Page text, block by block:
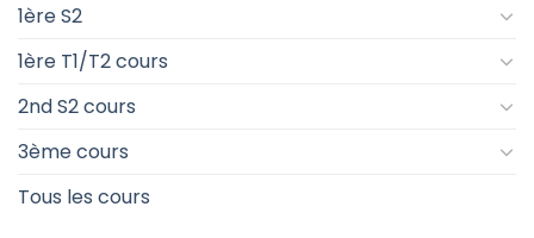
1ère S2
1ère T1/T2 cours
2nd S2 cours
3ème cours
Tous les cours